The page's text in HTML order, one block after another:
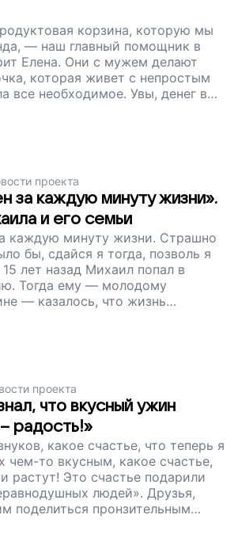
корзина, которую мы
— наш главный помощник в
Елена. Они с мужем делают
которая живет с непростым
все необходимое. Увы, денег в
— мама вынуждена все время
а папа лишился работы.
наш проект. Давайте поможем
и другим семьям, которые
времена, встать на ноги и
для вкусного ужина.
проекта
за каждую минуту жизни».
и его семьи
каждую минуту жизни. Страшно
бы, сдайся я тогда, позволь я
лет назад Михаил попал в
Тогда ему — молодому
— казалось, что жизнь
года Лена во всем
Восемь лет назад у них
у Елены, Михаила и Леона
— зарплаты Лены не хватает
Друзья, наш сбор
поддержим эту чудесную
и Лена вздохнут с
не боятся завтрашнего дня!
проекта
что вкусный ужин
радость!»
какое счастье, что теперь я
чем-то вкусным, какое счастье,
растут! Это счастье подарили
людей». Друзья,
поделиться пронзительным
из наших подопечных,